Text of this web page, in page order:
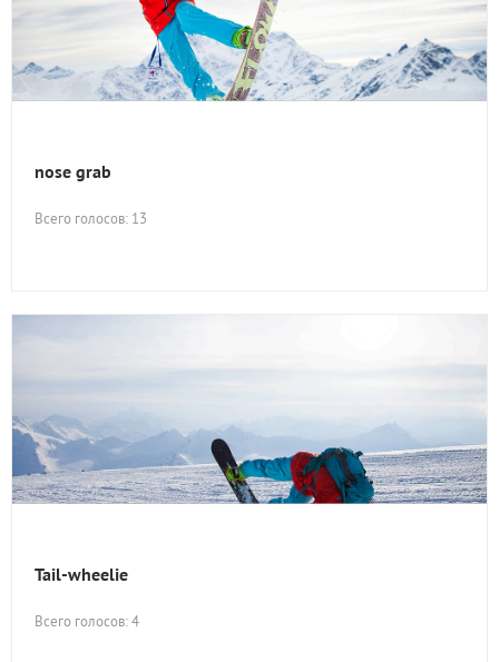
nose grab
Всего голосов: 13
Tail-wheelie
Всего голосов: 4